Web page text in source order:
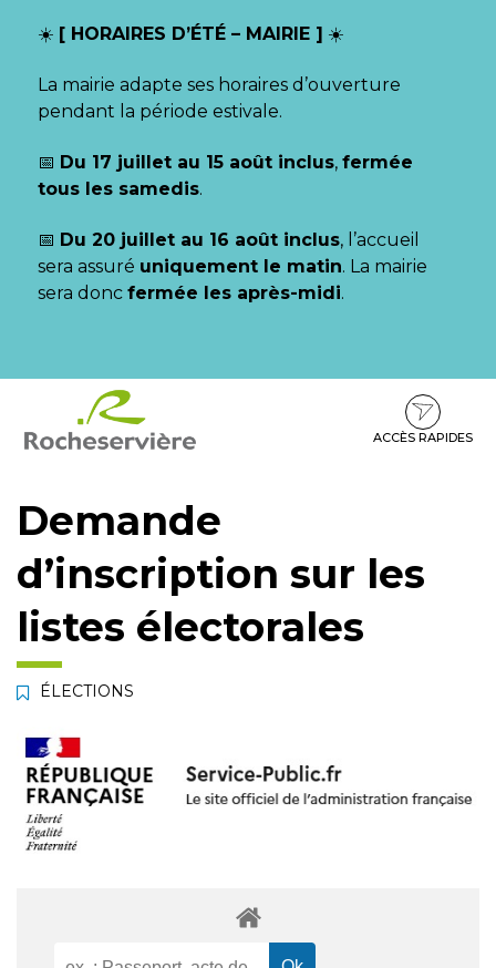
☀️ [ HORAIRES D’ÉTÉ – MAIRIE ] ☀️
La mairie adapte ses horaires d’ouverture
pendant la période estivale.
📅 Du 17 juillet au 15 août inclus, fermée
tous les samedis.
📅 Du 20 juillet au 16 août inclus, l’accueil
sera assuré uniquement le matin. La mairie
sera donc fermée les après-midi.
contenu
pied
ACCÈS RAPIDES
Demande
d’inscription sur les
listes électorales
ÉLECTIONS